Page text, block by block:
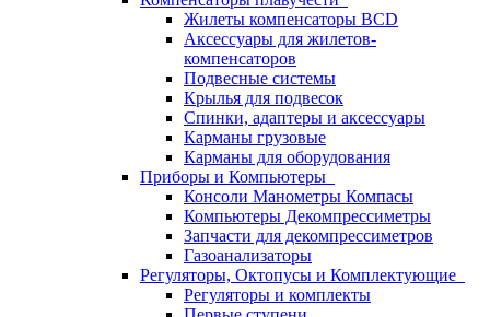
Жилеты компенсаторы BCD
Аксессуары для жилетов-
компенсаторов
Подвесные системы
Крылья для подвесок
Спинки, адаптеры и аксессуары
Карманы грузовые
Карманы для оборудования
Приборы и Компьютеры
Консоли Манометры Компасы
Компьютеры Декомпрессиметры
Запчасти для декомпрессиметров
Газоанализаторы
Регуляторы, Октопусы и Комплектующие
Регуляторы и комплекты